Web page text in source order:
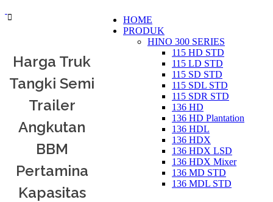
HOME
PRODUK
HINO 300 SERIES
115 HD STD
115 LD STD
115 SD STD
115 SDL STD
115 SDR STD
136 HD
136 HD Plantation
136 HDL
136 HDX
136 HDX LSD
136 HDX Mixer
136 MD STD
136 MDL STD
Harga Truk
Tangki Semi
Trailer
Angkutan
BBM
Pertamina
Kapasitas